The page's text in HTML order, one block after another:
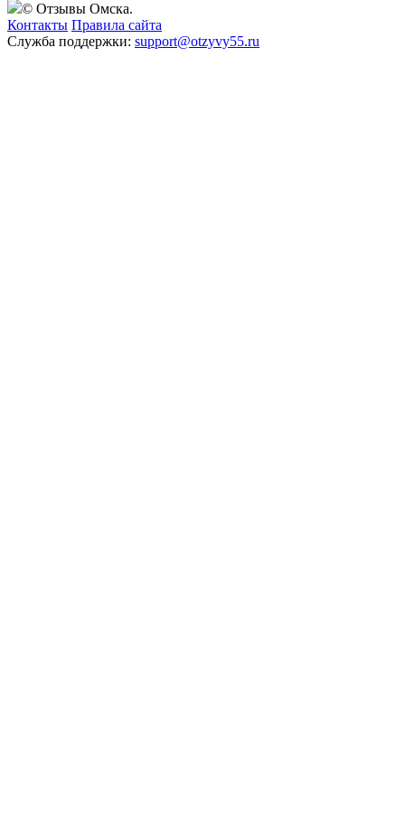
© Отзывы Омска.
Контакты Правила сайта
Служба поддержки: support@otzyvy55.ru